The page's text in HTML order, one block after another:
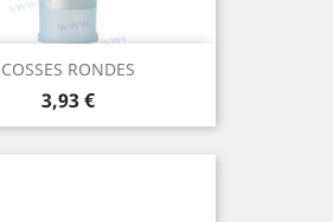
COSSES RONDES
Prix
3,93 €